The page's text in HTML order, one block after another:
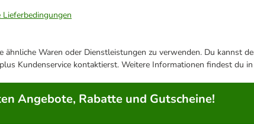
Lieferbedingungen
Waren oder Dienstleistungen zu verwenden. Du kannst
Kundenservice kontaktierst. Weitere Informationen findest du
Angebote, Rabatte und Gutscheine!